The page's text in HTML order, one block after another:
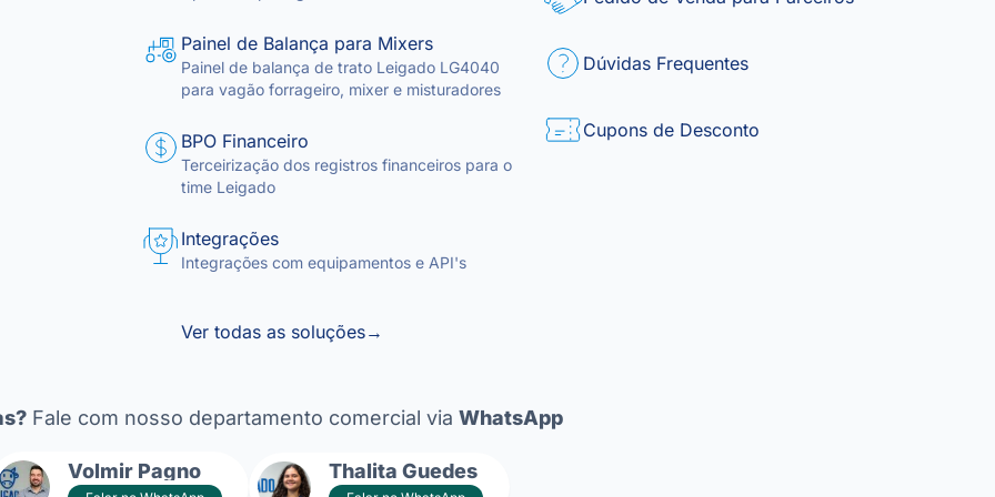
Painel de Balança para Mixers
Painel de balança de trato Leigado LG4040
para vagão forrageiro, mixer e misturadores
BPO Financeiro
Terceirização dos registros financeiros para o
time Leigado
Integrações
Integrações com equipamentos e API's
Ver todas as soluções→
Dúvidas Frequentes
Cupons de Desconto
Fale com nosso departamento comercial via WhatsApp
Volmir Pagno Thalita Guedes